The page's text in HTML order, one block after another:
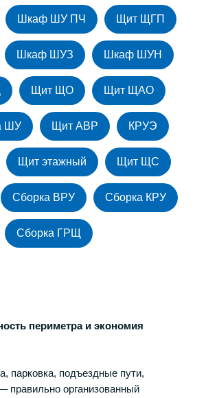
Шкаф ШУ ПЧ Щит ЩГП
Шкаф ШУЗ Шкаф ШУН
Щит ЩО Щит ЩАО
ШУ Щит АВР КРУЭ
Щит этажный Щит ЩС
Сборка ВРУ Сборка КРУ
Сборка ГРЩ
периметра и экономия
парковка, подъездные пути,
организованный